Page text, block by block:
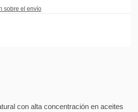
sobre el envío
con alta concentración en aceites